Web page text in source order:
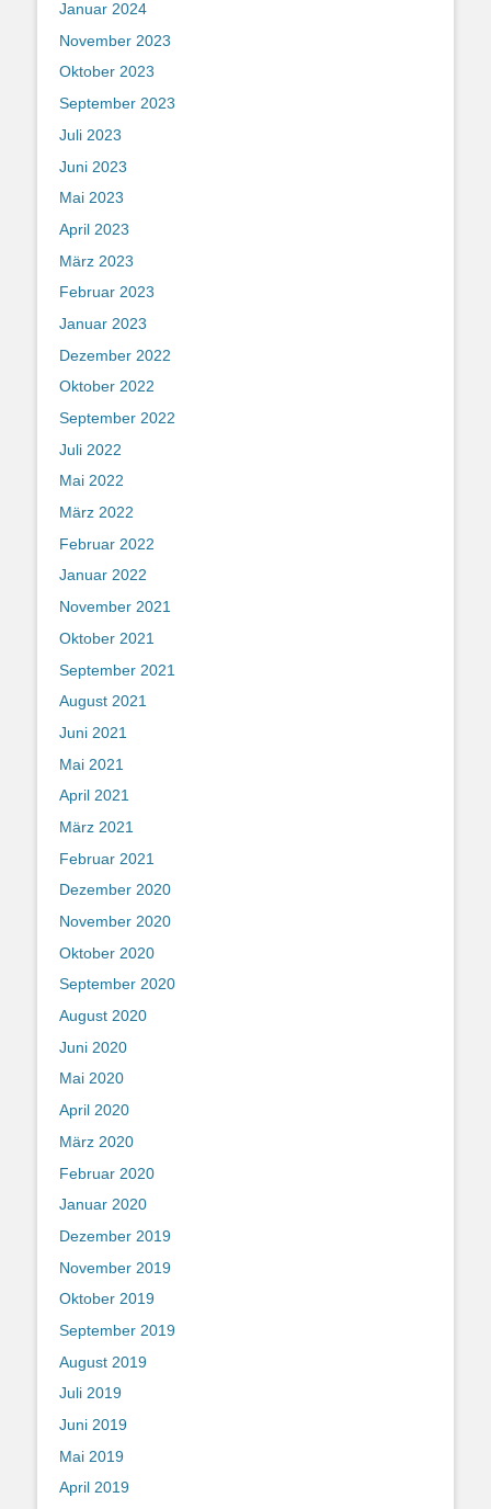
Januar 2024
November 2023
Oktober 2023
September 2023
Juli 2023
Juni 2023
Mai 2023
April 2023
März 2023
Februar 2023
Januar 2023
Dezember 2022
Oktober 2022
September 2022
Juli 2022
Mai 2022
März 2022
Februar 2022
Januar 2022
November 2021
Oktober 2021
September 2021
August 2021
Juni 2021
Mai 2021
April 2021
März 2021
Februar 2021
Dezember 2020
November 2020
Oktober 2020
September 2020
August 2020
Juni 2020
Mai 2020
April 2020
März 2020
Februar 2020
Januar 2020
Dezember 2019
November 2019
Oktober 2019
September 2019
August 2019
Juli 2019
Juni 2019
Mai 2019
April 2019